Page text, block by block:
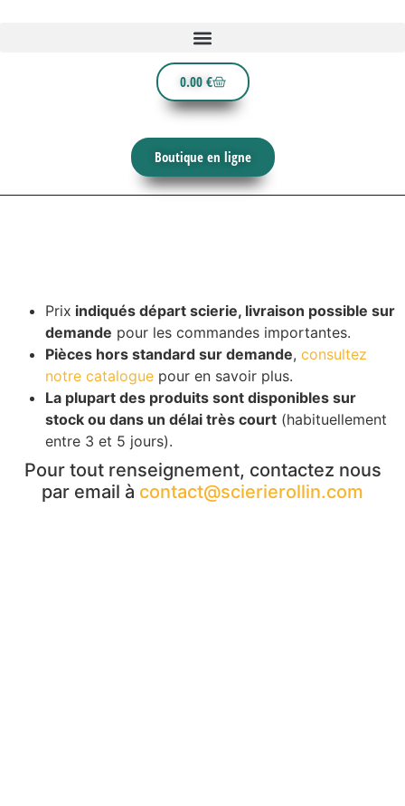
0.00 €
Boutique en ligne
Prix indiqués départ scierie, livraison possible sur
demande pour les commandes importantes.
Pièces hors standard sur demande, consultez
notre catalogue pour en savoir plus.
La plupart des produits sont disponibles sur
stock ou dans un délai très court (habituellement
entre 3 et 5 jours).
Pour tout renseignement, contactez nous
par email à contact@scierierollin.com